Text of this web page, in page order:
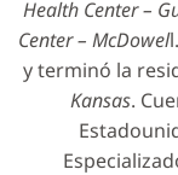
Health Center –
Center – McDowel
y terminó la
Kansas.